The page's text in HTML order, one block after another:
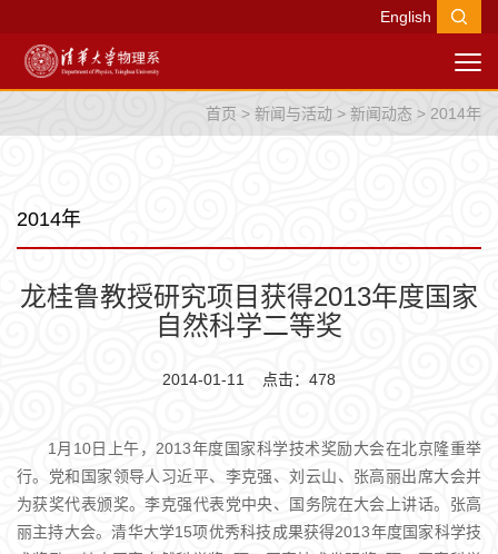
English
首页 > 新闻与活动 > 新闻动态 > 2014年
2014年
龙桂鲁教授研究项目获得2013年度国家
自然科学二等奖
2014-01-11 点击： 478
1月10日上午，2013年度国家科学技术奖励大会在北京隆重举
行。党和国家领导人习近平、李克强、刘云山、张高丽出席大会并
为获奖代表颁奖。李克强代表党中央、国务院在大会上讲话。张高
丽主持大会。清华大学15项优秀科技成果获得2013年度国家科学技